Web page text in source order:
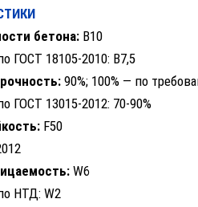
бетона: B10
ГОСТ 18105-2010: B7,5
90%; 100% — по
ГОСТ 13015-2012: 70-90%
F50
W6
НТД: W2